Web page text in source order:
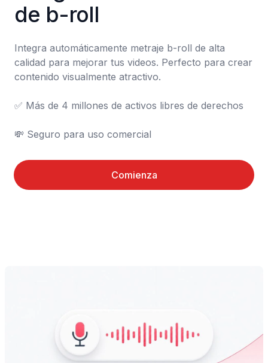
de b-roll
Integra automáticamente metraje b-roll de alta
calidad para mejorar tus videos. Perfecto para crear
contenido visualmente atractivo.
✅ Más de 4 millones de activos libres de derechos
💸 Seguro para uso comercial
Comienza